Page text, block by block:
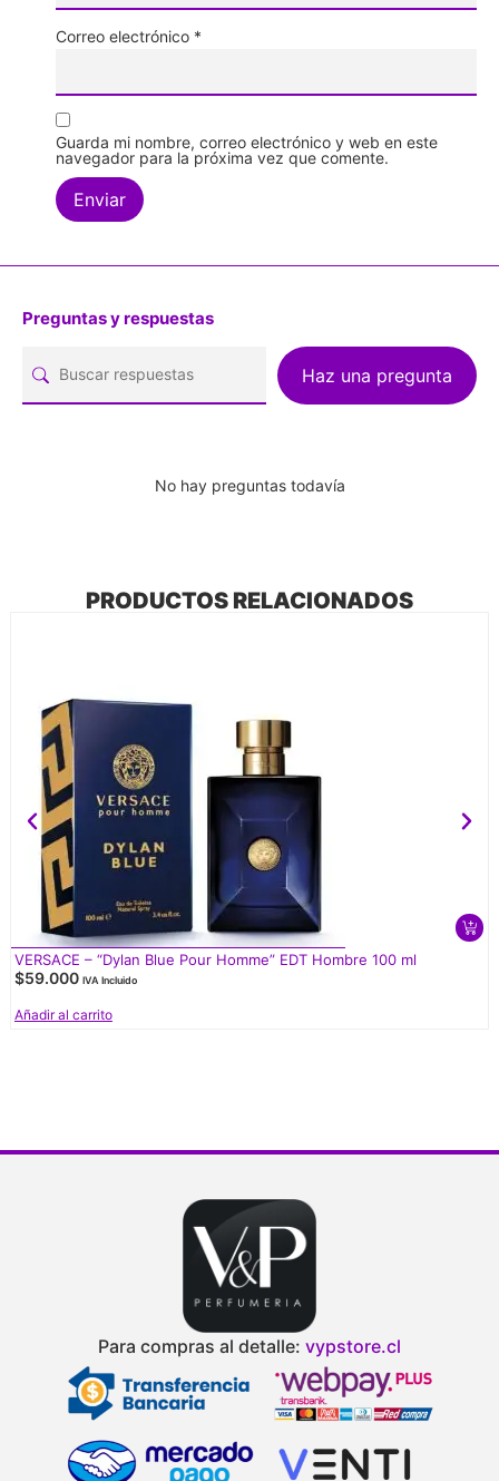
Correo electrónico *
Guarda mi nombre, correo electrónico y web en este
navegador para la próxima vez que comente.
Preguntas y respuestas
Haz una pregunta
No hay preguntas todavía
PRODUCTOS RELACIONADOS
VERSACE – “Dylan Blue Pour Homme” EDT Hombre 100 ml
$59.000 IVA Incluido
Añadir al carrito
Para compras al detalle: vypstore.cl